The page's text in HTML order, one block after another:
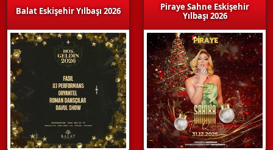
Balat Eskişehir Yılbaşı 2026
Piraye Sahne Eskişehir
Yılbaşı 2026